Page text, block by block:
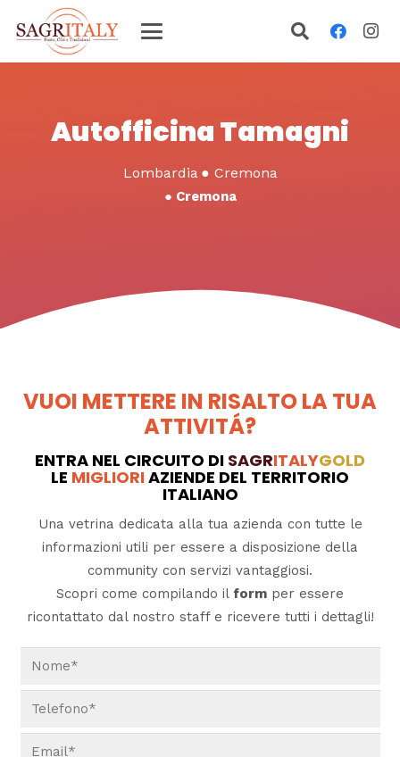
Autofficina Tamagni
Lombardia ● Cremona
● Cremona
VUOI METTERE IN RISALTO LA TUA
ATTIVITÁ?
ENTRA NEL CIRCUITO DI SAGRITALYGOLD
LE MIGLIORIAZIENDE DEL TERRITORIO
ITALIANO
Una vetrina dedicata alla tua azienda con tutte le
informazioni utili per essere a disposizione della
community con servizi vantaggiosi.
Scopri come compilando il form per essere
ricontattato dal nostro staff e ricevere tutti i dettagli!